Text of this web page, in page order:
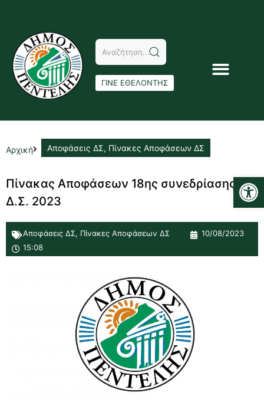
ΓΙΝΕ ΕΘΕΛΟΝΤΗΣ
Αρχική Αποφάσεις ΔΣ, Πίνακες Αποφάσεων ΔΣ
Πίνακας Αποφάσεων 18ης συνεδρίασης
Δ.Σ. 2023
Αποφάσεις ΔΣ, Πίνακες Αποφάσεων ΔΣ
10/08/2023
15:08